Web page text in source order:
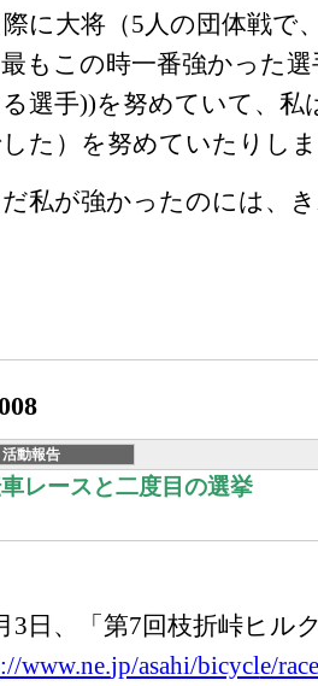
際に大将（5人の団体戦で
もこの時一番強かった
選手))を努めていて、私
た）を努めていたりし
私が強かったのには、
活動報告
レースと二度目の選挙
日、「第7回枝折峠ヒル
www.ne.jp/asahi/bicycle/